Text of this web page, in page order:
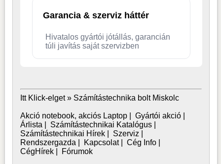
Garancia & szerviz háttér
Hivatalos gyártói jótállás, garancián
túli javítás saját szervizben
Itt Klick-elget » Számítástechnika bolt Miskolc
Akció notebook, akciós Laptop| Gyártói akció|
Árlista
Számítástechnikai Katalógus|
Számítástechnikai Hírek| Szerviz
Rendszergazda
Kapcsolat| Cég Info|
CégHírek| Fórumok